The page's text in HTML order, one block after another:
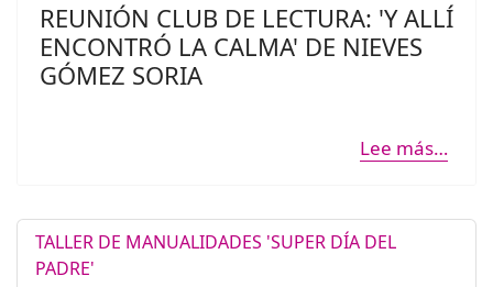
REUNIÓN CLUB DE LECTURA: 'Y ALLÍ
ENCONTRÓ LA CALMA' DE NIEVES
GÓMEZ SORIA
Lee más…
TALLER DE MANUALIDADES 'SUPER DÍA DEL
PADRE'